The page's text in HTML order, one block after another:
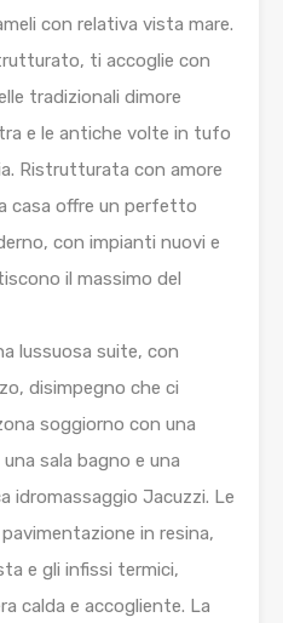
con relativa vista mare.
ti accoglie con
tradizionali dimore
e le antiche volte in tufo
Ristrutturata con amore
casa offre un perfetto
con impianti nuovi e
il massimo del
lussuosa suite, con
disimpegno che ci
soggiorno con una
sala bagno e una
idromassaggio Jacuzzi. Le
in resina,
e gli infissi termici,
calda e accogliente. La